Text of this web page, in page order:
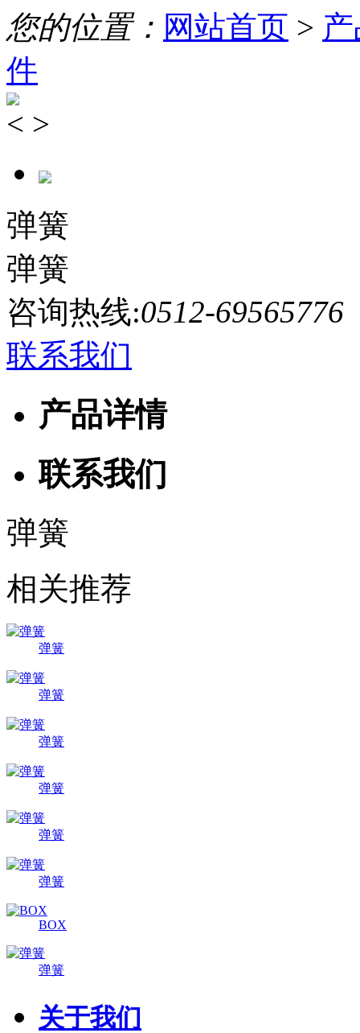
您的位置： 网站首页 >
件
< >
弹簧
弹簧
咨询热线:0512-69565776
联系我们
产品详情
联系我们
弹簧
相关推荐
弹簧
弹簧
弹簧
弹簧
弹簧
弹簧
BOX
弹簧
关于我们